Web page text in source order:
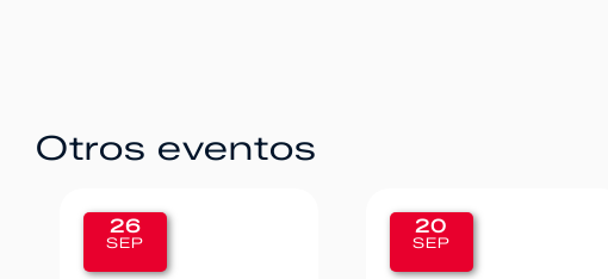
Otros eventos
20
SEP
12
SEP